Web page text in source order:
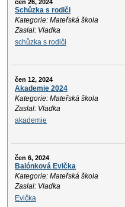
čen 26, 2024
Schůzka s rodiči
Kategorie: Mateřská škola
Zaslal: Vladka
schůzka s rodiči
čen 12, 2024
Akademie 2024
Kategorie: Mateřská škola
Zaslal: Vladka
akademie
čen 6, 2024
Balónková Evička
Kategorie: Mateřská škola
Zaslal: Vladka
Evička